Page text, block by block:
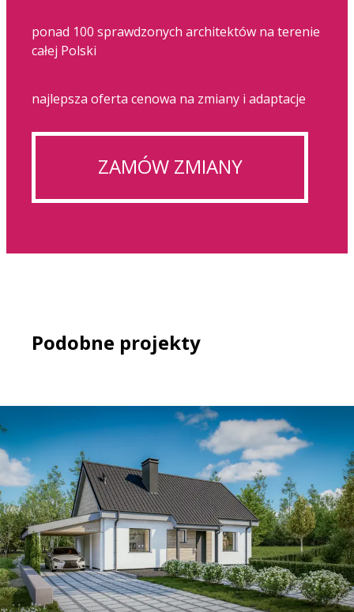
ponad 100 sprawdzonych architektów na terenie
całej Polski
najlepsza oferta cenowa na zmiany i adaptacje
ZAMÓW ZMIANY
Podobne projekty